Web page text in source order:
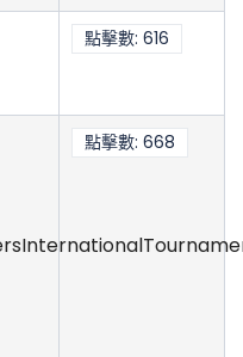
點擊數: 616
點擊數: 668